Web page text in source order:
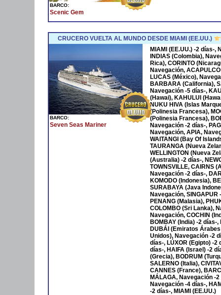
BARCO:
Scenic Gem
CRUCERO VUELTA AL MUNDO DESDE MIAMI (EE.UU.)
BARCO:
Seven Seas Mariner
MIAMI (EE.UU.) -2 días-,
INDIAS (Colombia),
Rica), CORINTO
Navegación,
LUCAS (México),
BARBARA (California),
Navegación -5 días-,
(Hawai), KAHULUI
NUKU HIVA (Islas
(Polinesia Francesa),
(Polinesia Francesa),
Navegación -2 días-,
Navegación, APIA,
WAITANGI (Bay Of
TAURANGA (Nueva
WELLINGTON (Nueva
(Australia) -2 días-,
TOWNSVILLE, CAIRNS
Navegación -2 días-,
KOMODO (Indonesia),
SURABAYA (Java
Navegación, SINGAPUR
PENANG (Malasia),
COLOMBO (Sri Lanka),
Navegación, COCHIN
BOMBAY (India) -2 días-
DUBÁI (Emiratos
Unidos), Navegación -2
días-, LÚXOR (Egipto) -
días-, HAIFA (Israel) -2
(Grecia), BODRUM
SALERNO (Italia),
CANNES (France),
MÁLAGA, Navegación -
Navegación -4 días-,
-2 días-, MIAMI (EE.UU.)